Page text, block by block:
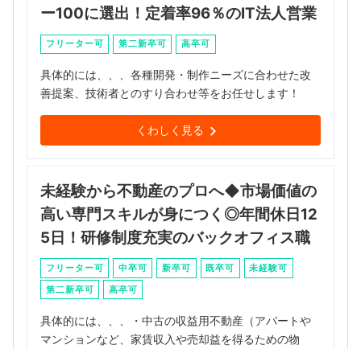
ー100に選出！定着率96％のIT法人営業
フリーター可 第二新卒可 高卒可
具体的には、、、各種開発・制作ニーズに合わせた改
善提案、技術者とのすり合わせ等をお任せします！
くわしく見る
未経験から不動産のプロへ◆市場価値の
高い専門スキルが身につく◎年間休日12
5日！研修制度充実のバックオフィス職
フリーター可 中卒可 新卒可 既卒可
未経験可
第二新卒可
高卒可
具体的には、、、・中古の収益用不動産（アパートや
マンションなど、家賃収入や売却益を得るための物